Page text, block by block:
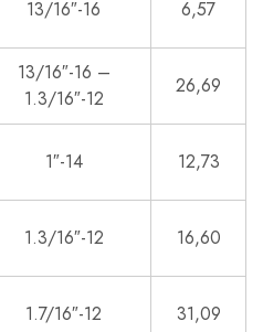
13/16″-16 6,57
13/16″-16 –
1.3/16″-12
26,69
1″-14 12,73
1.3/16″-12 16,60
1.7/16″-12 31,09